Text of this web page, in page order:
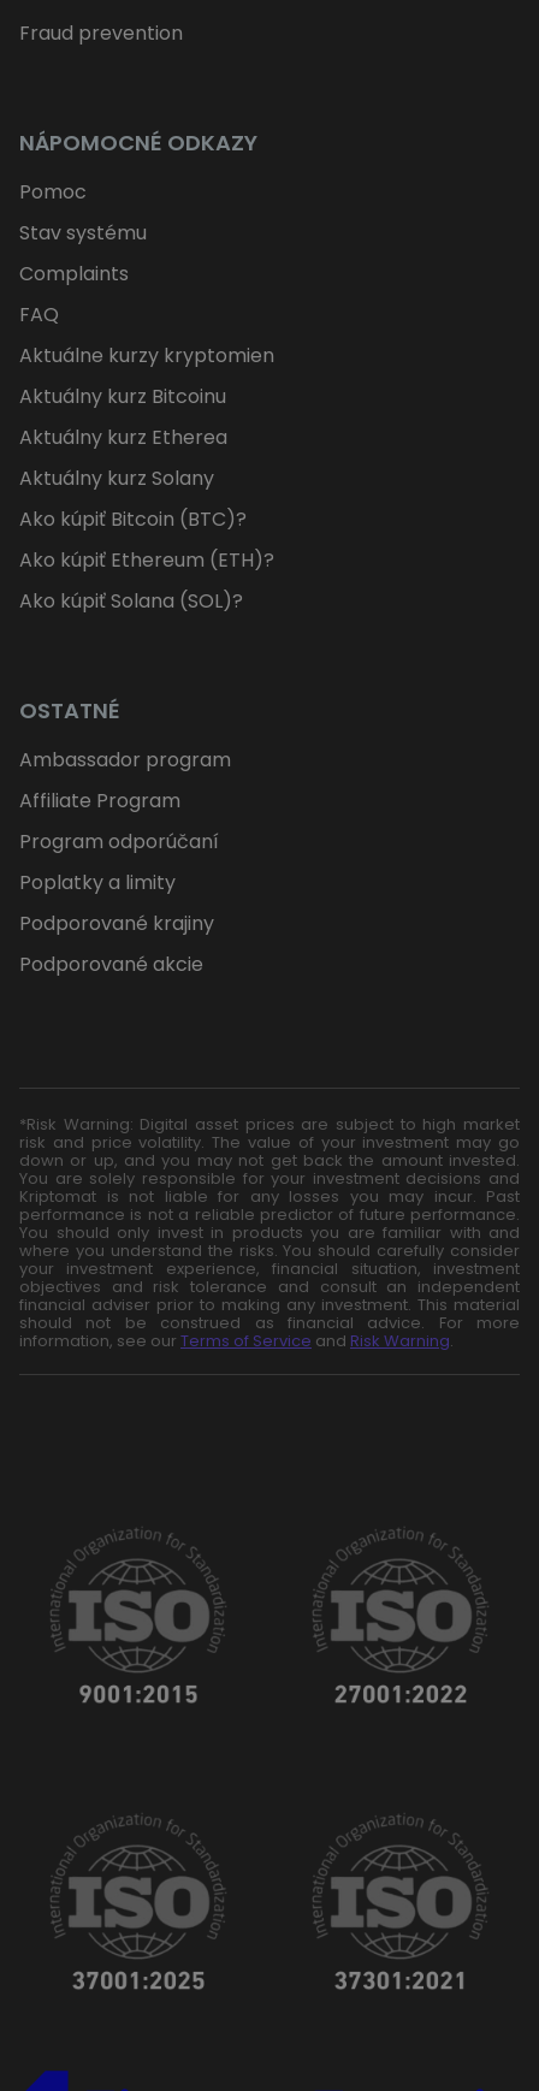
Fraud prevention
NÁPOMOCNÉ ODKAZY
Pomoc
Stav systému
Complaints
FAQ
Aktuálne kurzy kryptomien
Aktuálny kurz Bitcoinu
Aktuálny kurz Etherea
Aktuálny kurz Solany
Ako kúpiť Bitcoin (BTC)?
Ako kúpiť Ethereum (ETH)?
Ako kúpiť Solana (SOL)?
OSTATNÉ
Ambassador program
Affiliate Program
Program odporúčaní
Poplatky a limity
Podporované krajiny
Podporované akcie
*Risk Warning: Digital asset prices are subject to high market
risk and price volatility. The value of your investment may go
down or up, and you may not get back the amount invested.
You are solely responsible for your investment decisions and
Kriptomat is not liable for any losses you may incur. Past
performance is not a reliable predictor of future performance.
You should only invest in products you are familiar with and
where you understand the risks. You should carefully consider
your investment experience, financial situation, investment
objectives and risk tolerance and consult an independent
financial adviser prior to making any investment. This material
should not be construed as financial advice. For more
information, see our Terms of Service and Risk Warning.